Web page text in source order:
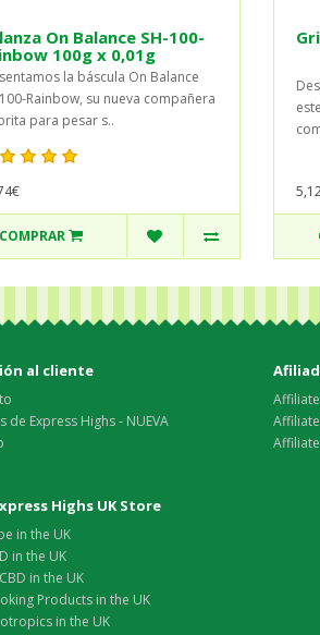
On Balance SH-100-
100g x 0,01g
la báscula On Balance
Rainbow, su nueva compañera
para pesar s..
COMPRAR
al cliente
de Express Highs - NUEVA
Highs UK Store
in the UK
in the UK
in the UK
Products in the UK
in the UK